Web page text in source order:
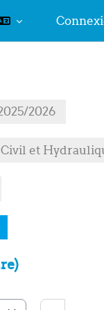
2026
et